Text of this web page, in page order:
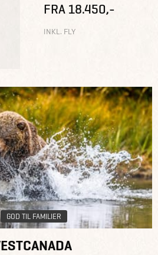
FRA 18.450,-
INKL. FLY
GOD TIL FAMILIER